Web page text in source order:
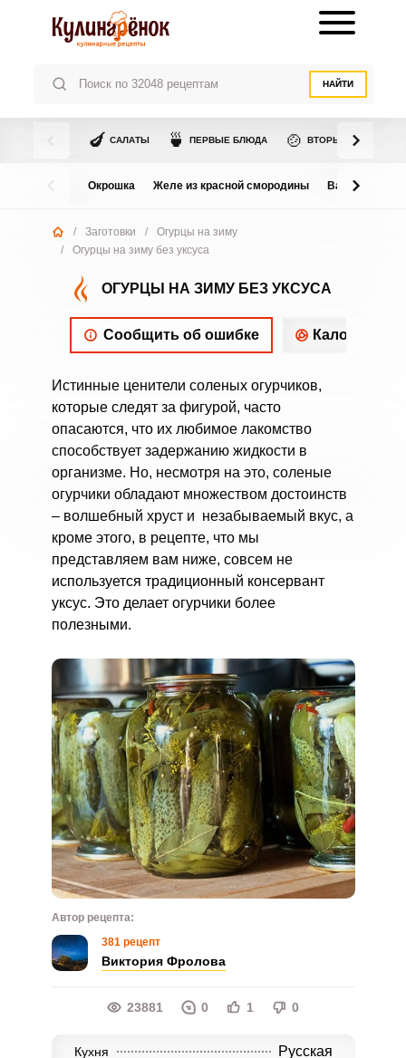
НАЙТИ
🍆 САЛАТЫ 🍵 ПЕРВЫЕ БЛЮДА 🍲 ВТОРЫЕ БЛЮДА
Окрошка Желе из красной смородины Варенье из
/ Заготовки /
Огурцы на зиму
/
Огурцы на зиму без уксуса
ОГУРЦЫ НА ЗИМУ БЕЗ УКСУСА
Сообщить об ошибке
Истинные ценители соленых огурчиков,
которые следят за фигурой, часто
опасаются, что их любимое лакомство
способствует задержанию жидкости в
организме. Но, несмотря на это, соленые
огурчики обладают множеством достоинств
– волшебный хруст и незабываемый вкус, а
кроме этого, в рецепте, что мы
представляем вам ниже, совсем не
используется традиционный консервант
уксус. Это делает огурчики более
полезными.
Автор рецепта:
381 рецепт
Виктория Фролова
23881 0 1 0
Кухня Русская